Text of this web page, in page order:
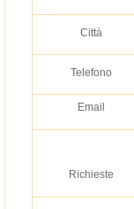
Città
Telefono
Email
Richieste